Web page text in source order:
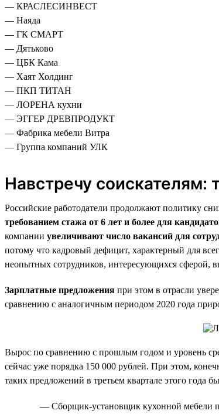
— КРАСЛЕСИНВЕСТ
— Наяда
— ГК СМАРТ
— Дятьково
— ЦБК Кама
— Хаят Холдинг
— ПКП ТИТАН
— ЛОРЕНА кухни
— ЭГГЕР ДРЕВПРОДУКТ
— Фабрика мебели Витра
— Группа компаний УЛК
Навстречу соискателям:
Российские работодатели продолжают политику
требованием стажа от 6 лет и более для
компании увеличивают число вакансий для
потому что кадровый дефицит, характерный для
неопытных сотрудников, интересующихся сферой,
Зарплатные предложения при этом в отрасли
сравнению с аналогичным периодом 2020 года
Вырос по сравнению с прошлым годом и уровень
сейчас уже порядка 150 000 рублей. При этом,
таких предложений в третьем квартале этого года
— Сборщик-установщик кухонной мебели